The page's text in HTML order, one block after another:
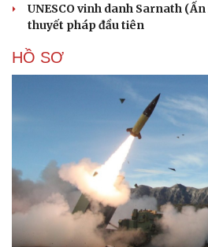
UNESCO vinh danh Sarnath
thuyết pháp đầu tiên
HỒ SƠ